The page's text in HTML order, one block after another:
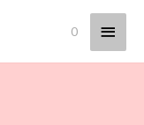
Menu
0